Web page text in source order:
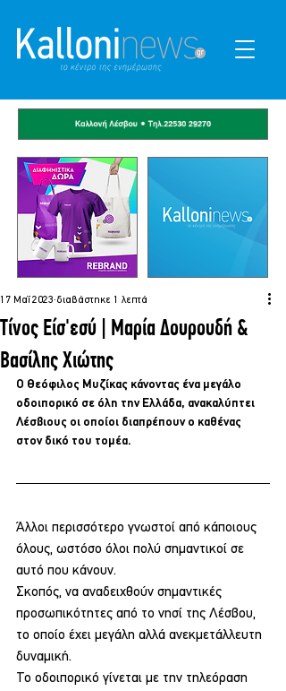
Τίνος Είσ'εσύ | Μαρία Δουρουδή &
Βασίλης Χιώτης
17 Μαΐ 2023 διαβάστηκε 1 λεπτά
Ο Θεόφιλος Μυζίκας κάνοντας ένα μεγάλο
οδοιπορικό σε όλη την Ελλάδα, ανακαλύπτει
Λέσβιους οι οποίοι διαπρέπουν ο καθένας
στον δικό του τομέα.
Άλλοι περισσότερο γνωστοί από κάποιους
όλους, ωστόσο όλοι πολύ σημαντικοί σε
αυτό που κάνουν.
Σκοπός, να αναδειχθούν σημαντικές
προσωπικότητες από το νησί της Λέσβου,
το οποίο έχει μεγάλη αλλά ανεκμετάλλευτη
δυναμική.
Το οδοιπορικό γίνεται με την τηλεόραση